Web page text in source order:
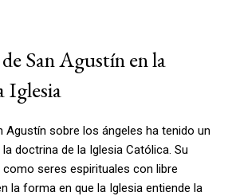
San Agustín en la
Iglesia
Agustín sobre los ángeles ha tenido un
doctrina de la Iglesia Católica. Su
seres espirituales con libre
la forma en que la Iglesia entiende la